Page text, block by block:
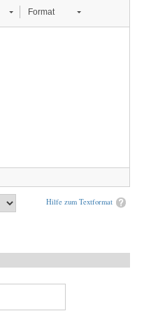
Format
Hilfe zum Textformat